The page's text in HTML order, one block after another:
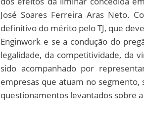
José Soares Ferreira Aras Neto.
definitivo do mérito pelo TJ, que
Enginwork e se a condução do
legalidade, da competitividade, da
sido acompanhado por
empresas que atuam no
questionamentos levantados sobre